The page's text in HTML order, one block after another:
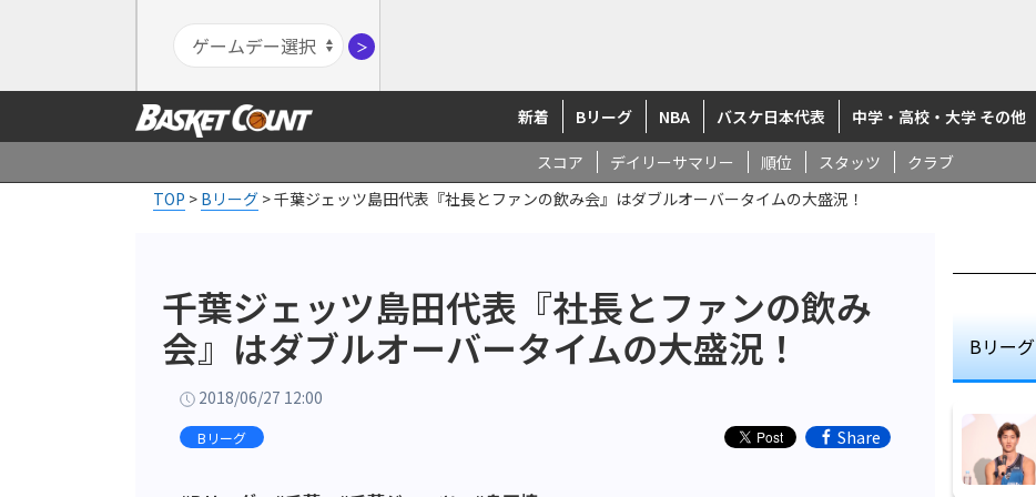
＞
新着 Bリーグ NBA バスケ日本代表 中学・高校・大学 その他
スコア デイリーサマリー 順位 スタッツ
クラブ
TOP > Bリーグ >千葉ジェッツ島田代表『社長とファンの飲み会』はダブルオーバータイムの大盛況！
千葉ジェッツ島田代表『社長とファンの飲み
会』はダブルオーバータイムの大盛況！
2018/06/27 12:00
Bリーグ Share
Bリーグ